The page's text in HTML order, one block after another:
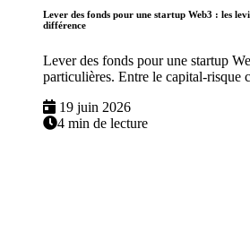
Lever des fonds pour une startup Web3 : les
différence
Lever des fonds pour une startup
particulières. Entre le capital-risque
19 juin 2026
4 min de lecture